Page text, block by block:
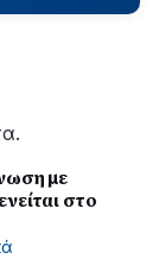
με
στο